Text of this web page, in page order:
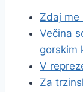
Zdaj me
Večina
gorskim
V
Za